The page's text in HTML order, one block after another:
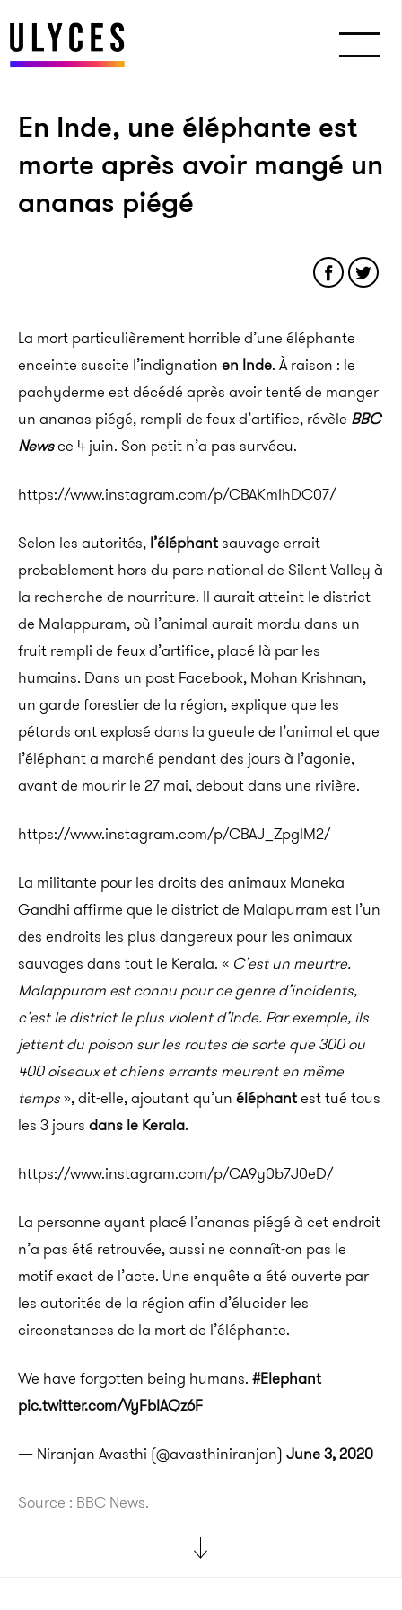
En Inde, une éléphante est
morte après avoir mangé un
ananas piégé
La mort particulièrement horrible d’une éléphante
enceinte suscite l’indignation en Inde. À raison : le
pachyderme est décédé après avoir tenté de manger
un ananas piégé, rempli de feux d’artifice, révèle BBC
Newsce 4 juin. Son petit n’a pas survécu.
https://www.instagram.com/p/CBAKmIhDC07/
Selon les autorités, l’éléphantsauvage errait
probablement hors du parc national de Silent Valley à
la recherche de nourriture. Il aurait atteint le district
de Malappuram, où l’animal aurait mordu dans un
fruit rempli de feux d’artifice, placé là par les
humains. Dans un post Facebook, Mohan Krishnan,
un garde forestier de la région, explique que les
pétards ont explosé dans la gueule de l’animal et que
l’éléphant a marché pendant des jours à l’agonie,
avant de mourir le 27 mai, debout dans une rivière.
https://www.instagram.com/p/CBAJ_ZpgIM2/
La militante pour les droits des animaux Maneka
Gandhi affirme que le district de Malapurram est l’un
des endroits les plus dangereux pour les animaux
sauvages dans tout le Kerala. « C’est un meurtre.
Malappuram est connu pour ce genre d’incidents,
c’est le district le plus violent d’Inde. Par exemple, ils
jettent du poison sur les routes de sorte que 300 ou
400 oiseaux et chiens errants meurent en même
temps», dit-elle, ajoutant qu’un éléphantest tué tous
les 3 jours dans le Kerala.
https://www.instagram.com/p/CA9y0b7J0eD/
La personne ayant placé l’ananas piégé à cet endroit
n’a pas été retrouvée, aussi ne connaît-on pas le
motif exact de l’acte. Une enquête a été ouverte par
les autorités de la région afin d’élucider les
circonstances de la mort de l’éléphante.
We have forgotten being humans. #Elephant
pic.twitter.com/VyFbIAQz6F
— Niranjan Avasthi (@avasthiniranjan) June 3, 2020
Source : BBC News.